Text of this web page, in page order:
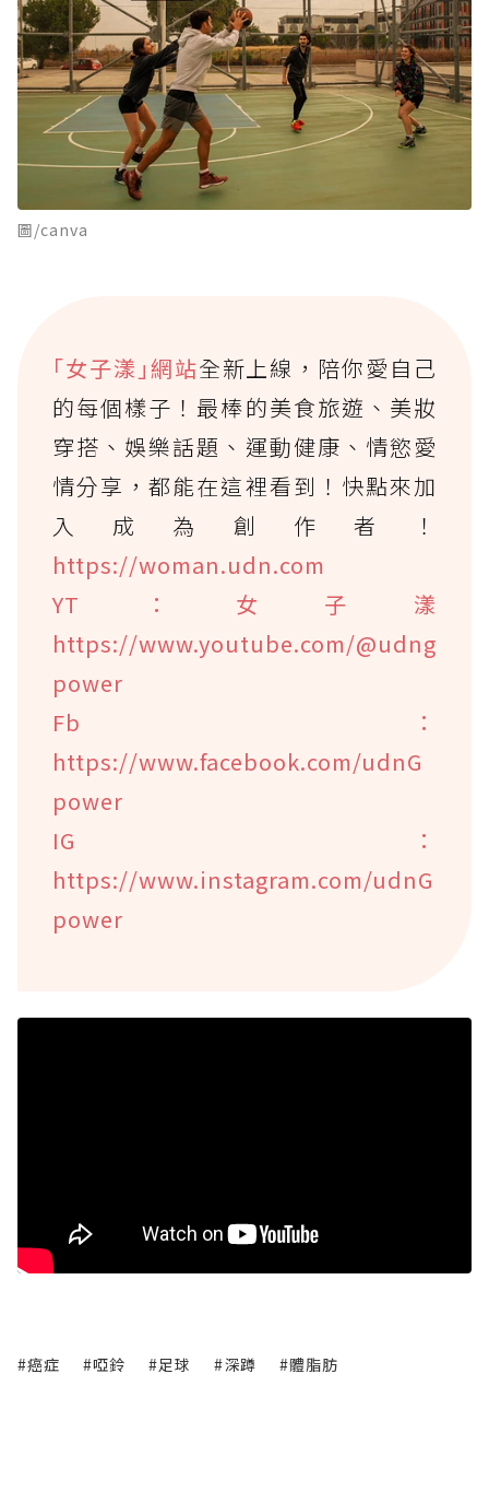
圖/canva
｢女子漾｣網站全新上線，陪你愛自己
的每個樣子！最棒的美食旅遊、美妝
穿搭、娛樂話題、運動健康、情慾愛
情分享，都能在這裡看到！快點來加
入成為創作者！
https://woman.udn.com
YT：女子漾
https://www.youtube.com/@udng
power
Fb：
https://www.facebook.com/udnG
power
IG：
https://www.instagram.com/udnG
power
#癌症 #啞鈴 #足球 #深蹲 #體脂肪